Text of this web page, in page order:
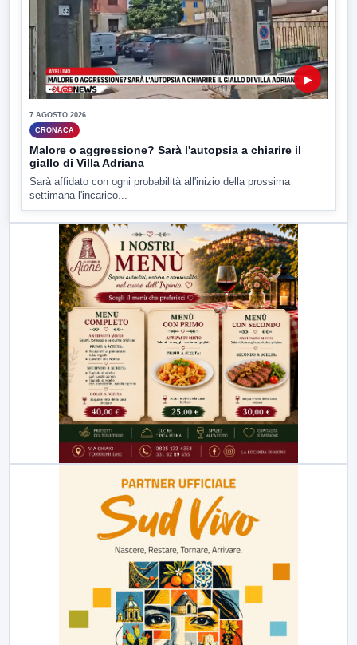
▶
7 AGOSTO 2026
CRONACA
Malore o aggressione? Sarà l'autopsia a chiarire il
giallo di Villa Adriana
Sarà affidato con ogni probabilità all'inizio della prossima
settimana l'incarico...